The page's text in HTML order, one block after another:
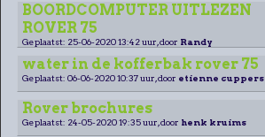
BOORDCOMPUTER UITLEZEN
ROVER 75
Geplaatst: 25-06-2020 13:42 uur, door Randy
water in de kofferbak rover 75
Geplaatst: 06-06-2020 10:37 uur, door etienne cuppers
Rover brochures
Geplaatst: 24-05-2020 19:35 uur, door henk kruims